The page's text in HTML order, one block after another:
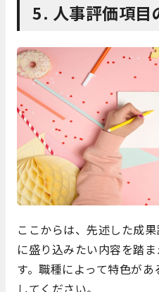
5. 人事評価項目
ここからは、先述した成果
に盛り込みたい内容を踏
す。 職種によって特色が
してください。